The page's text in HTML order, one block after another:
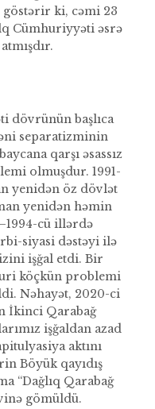
göstərir ki, cəmi 23
Cümhuriyyəti əsrə
dövrünün başlıca
separatizmi­nin
qarşı əsassız
olmuşdur. 1991-
yenidən öz dövlət
yenidən həmin
cü illərdə
siyasi dəstəyi ilə
işğal etdi. Bir
köçkün problemi
Nəhayət, 2020-ci
İkinci Qarabağ
işğaldan azad
aktını
Böyük qayıdış
“Dağlıq Qara­bağ
gömüldü.